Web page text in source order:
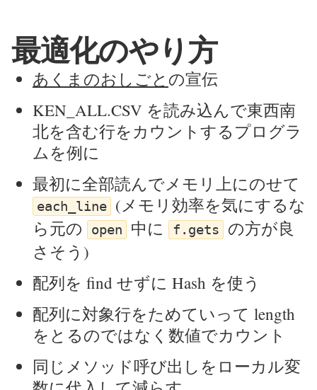
最適化のやり方
あくまのおしごと の宣伝
KEN_ALL.CSV を読み込んで東西南
北を含む行をカウントするプログラ
ムを例に
最初に全部読んでメモリ上にのせて
each_line (メモリ効率を気にするな
ら元の
open 中に f.gets
の方が良
さそう)
配列を find せずに Hash を使う
配列に対象行をためていって length
をとるのではなく数値でカウント
同じメソッド呼び出しをローカル変